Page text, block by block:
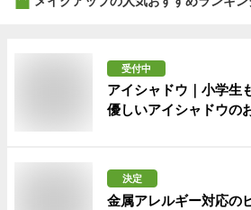
受付中
アイシャドウ｜小学生
優しいアイシャドウの
決定
金属アレルギー対応の